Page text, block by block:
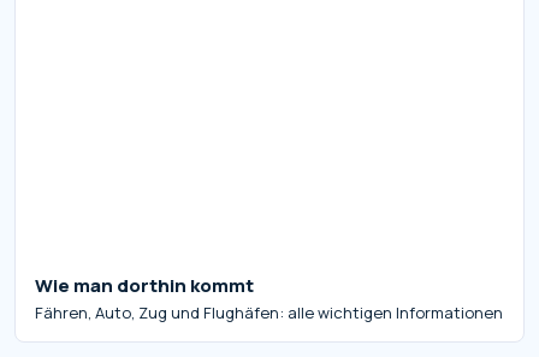
Wie man dorthin kommt
Fähren, Auto, Zug und Flughäfen: alle wichtigen Informationen